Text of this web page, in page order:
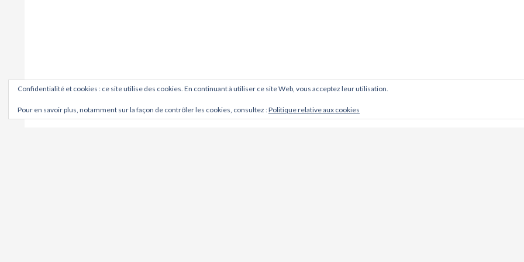
Confidentialité et cookies : ce site utilise des cookies. En continuant à utiliser ce site Web, vous acceptez leur utilisation.
Pour en savoir plus, notamment sur la façon de contrôler les cookies, consultez :Politique relative aux cookies